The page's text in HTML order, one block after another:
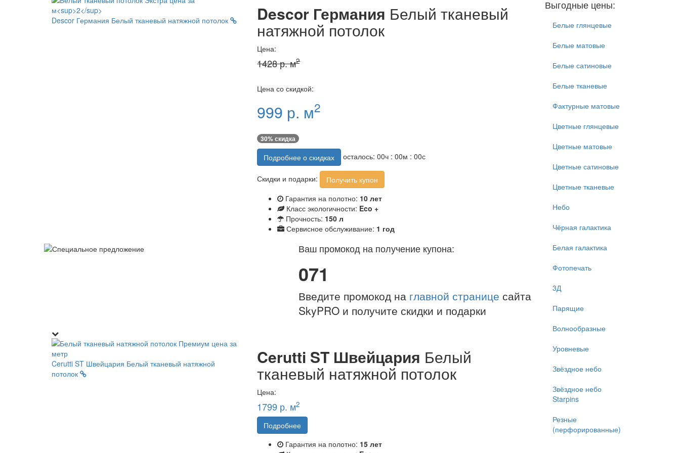
Descor Германия Белый тканевый
натяжной потолок
Цена:
1428 р. м2
Цена со скидкой:
999 р. м2
30% скидка
Подробнее о скидках осталось:00ч :00м :00с
Скидки и подарки:
Получить купон
Гарантия на полотно: 10 лет
Класс экологичности: Eco +
Прочность: 150 л
Сервисное обслуживание: 1 год
Descor Германия Белый тканевый натяжной потолок
Ваш промокод на получение купона:
071
Введите промокод на главной странице сайта
SkyPRO и получите скидки и подарки
Cerutti ST Швейцария Белый
тканевый натяжной потолок
Цена:
1799 р. м2
Подробнее
Гарантия на полотно: 15 лет
Cerutti ST Швейцария Белый тканевый натяжной
потолок
Выгодные цены:
Белые глянцевые
Белые матовые
Белые сатиновые
Белые тканевые
Фактурные матовые
Цветные глянцевые
Цветные матовые
Цветные сатиновые
Цветные тканевые
Небо
Чёрная галактика
Белая галактика
Фотопечать
3Д
Парящие
Волнообразные
Уровневые
Звёздное небо
Звёздное небо
Starpins
Резные
(перфорированные)